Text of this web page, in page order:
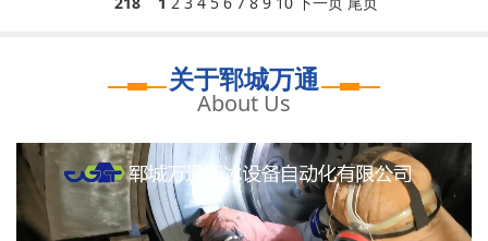
关于郓城万通
About Us